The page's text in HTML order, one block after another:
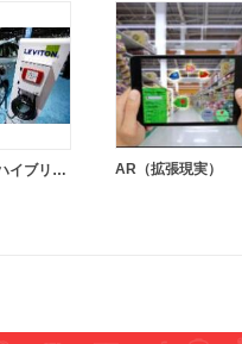
プラグインハイブリッドカー（PHV） AR（拡張現実）